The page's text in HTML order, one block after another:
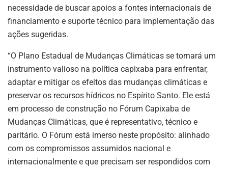
necessidade de buscar apoios a fontes internacionais de
financiamento e suporte técnico para implementação das
ações sugeridas.
“O Plano Estadual de Mudanças Climáticas se tornará um
instrumento valioso na política capixaba para enfrentar,
adaptar e mitigar os efeitos das mudanças climáticas e
preservar os recursos hídricos no Espírito Santo. Ele está
em processo de construção no Fórum Capixaba de
Mudanças Climáticas, que é representativo, técnico e
paritário. O Fórum está imerso neste propósito: alinhado
com os compromissos assumidos nacional e
internacionalmente e que precisam ser respondidos com